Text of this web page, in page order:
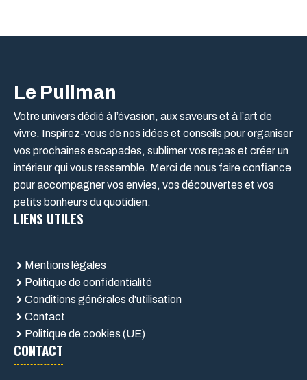
Le Pullman
Votre univers dédié à l’évasion, aux saveurs et à l’art de
vivre. Inspirez-vous de nos idées et conseils pour organiser
vos prochaines escapades, sublimer vos repas et créer un
intérieur qui vous ressemble. Merci de nous faire confiance
pour accompagner vos envies, vos découvertes et vos
petits bonheurs du quotidien.
LIENS UTILES
Mentions légales
Politique de confidentialité
Conditions générales d'utilisation
Contact
Politique de cookies (UE)
CONTACT